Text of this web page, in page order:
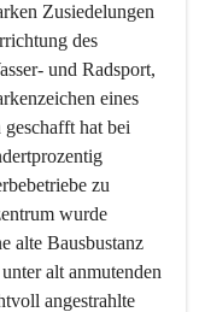
Zusiedelungen
des
und Radsport,
eines
hat bei
zu
wurde
alte Bausbustanz
alt anmutenden
angestrahlte